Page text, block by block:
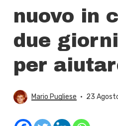
nuovo in
due
per
Mario Pugliese 23